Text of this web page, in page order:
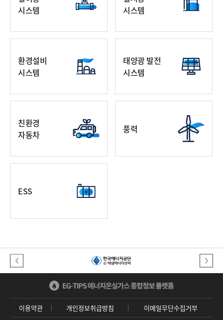
시스템
시스템
환경설비
시스템
태양광 발전
시스템
친환경
자동차
풍력
ESS
이용약관 개인정보취급방침 이메일무단수집거부